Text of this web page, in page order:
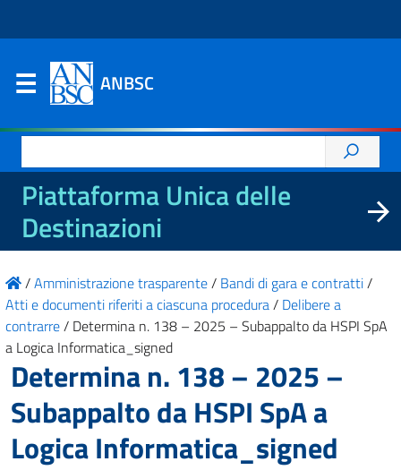
ANBSC
per:
Piattaforma Unica delle
Destinazioni
/Amministrazione trasparente/ Bandi di gara e contratti/
Atti e documenti riferiti a ciascuna procedura/ Delibere a
contrarre/ Determina n. 138 – 2025 – Subappalto da HSPI SpA
a Logica Informatica_signed
Determina n. 138 – 2025 –
Subappalto da HSPI SpA a
Logica Informatica_signed